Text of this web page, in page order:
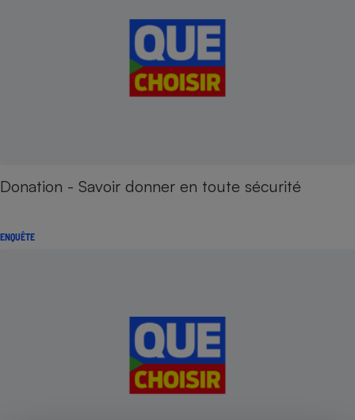
Donation - Savoir donner en toute sécurité
ENQUÊTE